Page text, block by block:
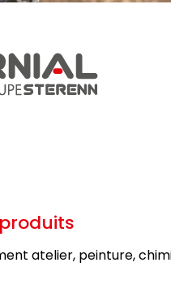
atelier, peinture,